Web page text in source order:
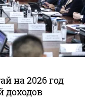
на 2026 год
доходов